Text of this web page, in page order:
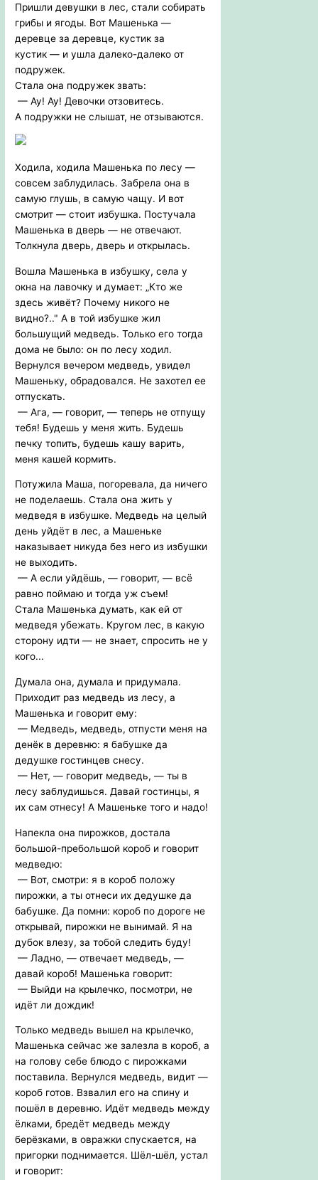
Пришли девушки в лес, стали собирать
грибы и ягоды. Вот Машенька —
деревце за деревце, кустик за
кустик — и ушла далеко-далеко от
подружек.
Стала она подружек звать:
— Ау! Ау! Девочки отзовитесь.
А подружки не слышат, не отзываются.
Ходила, ходила Машенька по лесу —
совсем заблудилась. Забрела она в
самую глушь, в самую чащу. И вот
смотрит — стоит избушка. Постучала
Машенька в дверь — не отвечают.
Толкнула дверь, дверь и открылась.
Вошла Машенька в избушку, села у
окна на лавочку и думает: „Кто же
здесь живёт? Почему никого не
видно?.." А в той избушке жил
большущий медведь. Только его тогда
дома не было: он по лесу ходил.
Вернулся вечером медведь, увидел
Машеньку, обрадовался. Не захотел ее
отпускать.
— Ага, — говорит, — теперь не отпущу
тебя! Будешь у меня жить. Будешь
печку топить, будешь кашу варить,
меня кашей кормить.
Потужила Маша, погоревала, да ничего
не поделаешь. Стала она жить у
медведя в избушке. Медведь на целый
день уйдёт в лес, а Машеньке
наказывает никуда без него из избушки
не выходить.
— А если уйдёшь, — говорит, — всё
равно поймаю и тогда уж съем!
Стала Машенька думать, как ей от
медведя убежать. Кругом лес, в какую
сторону идти — не знает, спросить не у
кого...
Думала она, думала и придумала.
Приходит раз медведь из лесу, а
Машенька и говорит ему:
— Медведь, медведь, отпусти меня на
денёк в деревню: я бабушке да
дедушке гостинцев снесу.
— Нет, — говорит медведь, — ты в
лесу заблудишься. Давай гостинцы, я
их сам отнесу! А Машеньке того и надо!
Напекла она пирожков, достала
большой-пребольшой короб и говорит
медведю:
— Вот, смотри: я в короб положу
пирожки, а ты отнеси их дедушке да
бабушке. Да помни: короб по дороге не
открывай, пирожки не вынимай. Я на
дубок влезу, за тобой следить буду!
— Ладно, — отвечает медведь, —
давай короб! Машенька говорит:
— Выйди на крылечко, посмотри, не
идёт ли дождик!
Только медведь вышел на крылечко,
Машенька сейчас же залезла в короб, а
на голову себе блюдо с пирожками
поставила. Вернулся медведь, видит —
короб готов. Взвалил его на спину и
пошёл в деревню. Идёт медведь между
ёлками, бредёт медведь между
берёзками, в овражки спускается, на
пригорки поднимается. Шёл-шёл, устал
и говорит: